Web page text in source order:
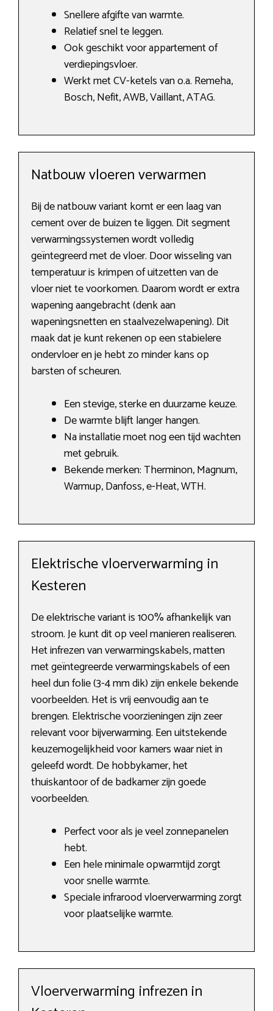
Snellere afgifte van warmte.
Relatief snel te leggen.
Ook geschikt voor appartement of
verdiepingsvloer.
Werkt met CV-ketels van o.a. Remeha,
Bosch, Nefit, AWB, Vaillant, ATAG.
Natbouw vloeren verwarmen
Bij de natbouw variant komt er een laag van
cement over de buizen te liggen. Dit segment
verwarmingssystemen wordt volledig
geïntegreerd met de vloer. Door wisseling van
temperatuur is krimpen of uitzetten van de
vloer niet te voorkomen. Daarom wordt er extra
wapening aangebracht (denk aan
wapeningsnetten en staalvezelwapening). Dit
maak dat je kunt rekenen op een stabielere
ondervloer en je hebt zo minder kans op
barsten of scheuren.
Een stevige, sterke en duurzame keuze.
De warmte blijft langer hangen.
Na installatie moet nog een tijd wachten
met gebruik.
Bekende merken: Therminon, Magnum,
Warmup, Danfoss, e-Heat, WTH.
Elektrische vloerverwarming in
Kesteren
De elektrische variant is 100% afhankelijk van
stroom. Je kunt dit op veel manieren realiseren.
Het infrezen van verwarmingskabels, matten
met geïntegreerde verwarmingskabels of een
heel dun folie (3-4 mm dik) zijn enkele bekende
voorbeelden. Het is vrij eenvoudig aan te
brengen. Elektrische voorzieningen zijn zeer
relevant voor bijverwarming. Een uitstekende
keuzemogelijkheid voor kamers waar niet in
geleefd wordt. De hobbykamer, het
thuiskantoor of de badkamer zijn goede
voorbeelden.
Perfect voor als je veel zonnepanelen
hebt.
Een hele minimale opwarmtijd zorgt
voor snelle warmte.
Speciale infrarood vloerverwarming zorgt
voor plaatselijke warmte.
Vloerverwarming infrezen in